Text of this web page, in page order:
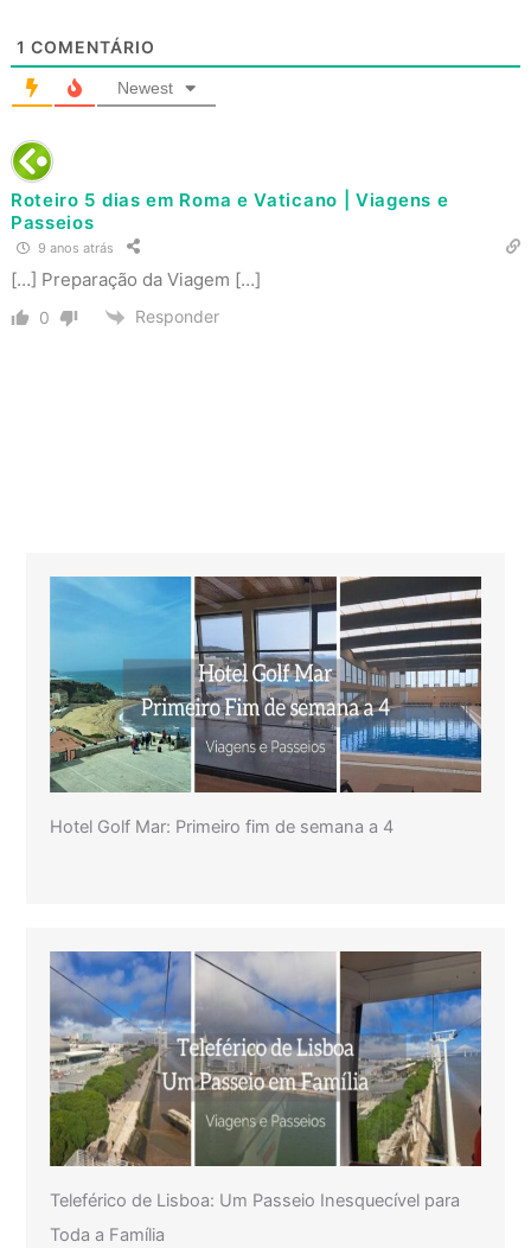
1 COMENTÁRIO
Newest
Roteiro 5 dias em Roma e Vaticano | Viagens e
Passeios
9 anos atrás
[…] Preparação da Viagem […]
0 Responder
Hotel Golf Mar: Primeiro fim de semana a 4
Teleférico de Lisboa: Um Passeio Inesquecível para
Toda a Família